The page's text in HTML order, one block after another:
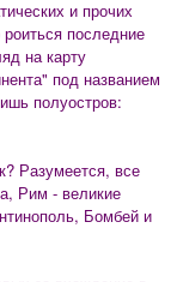
и прочих
последние
на карту
под названием
полуостров:
Разумеется, все
Рим - великие
Бомбей и